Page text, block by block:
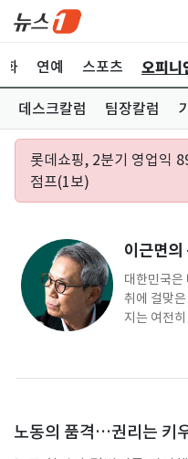
화 연예 스포츠 오피니
데스크칼럼 팀장칼럼
롯데쇼핑, 2분기 영업익
점프(1보)
이근면의
대한민국은
취에 걸맞
지는 여전히
노동의 품격…권리는 키